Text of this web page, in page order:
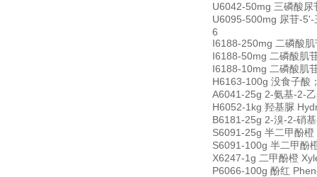
U6042-50mg 三磷酸
U6095-500mg 尿苷-
6
I6188-250mg 二磷酸
I6188-50mg 二磷酸肌
I6188-10mg 二磷酸肌
H6163-100g 没食子酸
A6041-25g 2-氨基-2-
H6052-1kg 羟基脲
B6181-25g 2-溴-2-硝
S6091-25g 半二甲酚
S6091-100g 半二甲酚
X6247-1g 二甲酚橙
P6066-100g 酚红